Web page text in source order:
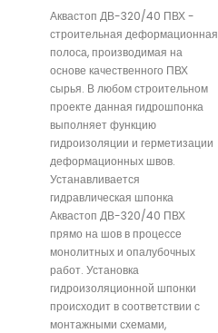
Аквастоп ДВ-320/40 ПВХ -
строительная деформационная
полоса, производимая на
основе качественного ПВХ
сырья. В любом строительном
проекте данная гидрошпонка
выполняет функцию
гидроизоляции и герметизации
деформационных швов.
Устанавливается
гидравлическая шпонка
Аквастоп ДВ-320/40 ПВХ
прямо на шов в процессе
монолитных и опалубочных
работ. Установка
гидроизоляционной шпонки
происходит в соответствии с
монтажными схемами,